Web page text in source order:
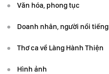
Văn hóa, phong tục
Doanh nhân, người nổi tiếng
Thơ ca về Làng Hành Thiện
Hình ảnh